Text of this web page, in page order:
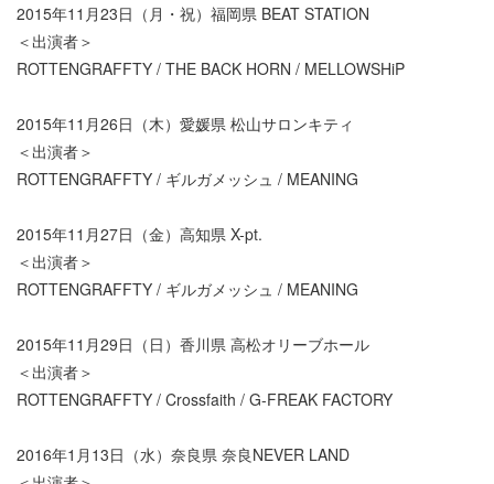
2015年11月23日（月・祝）福岡県 BEAT STATION
＜出演者＞
ROTTENGRAFFTY / THE BACK HORN / MELLOWSHiP
2015年11月26日（木）愛媛県 松山サロンキティ
＜出演者＞
ROTTENGRAFFTY / ギルガメッシュ / MEANING
2015年11月27日（金）高知県 X-pt.
＜出演者＞
ROTTENGRAFFTY / ギルガメッシュ / MEANING
2015年11月29日（日）香川県 高松オリーブホール
＜出演者＞
ROTTENGRAFFTY / Crossfaith / G-FREAK FACTORY
2016年1月13日（水）奈良県 奈良NEVER LAND